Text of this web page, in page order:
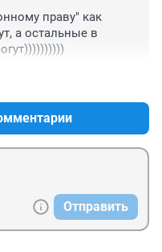
праву" как
а остальные в
Отправить